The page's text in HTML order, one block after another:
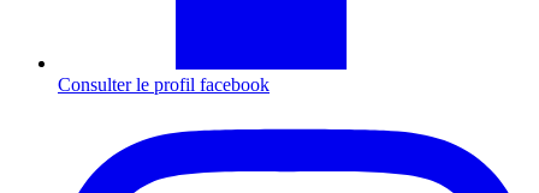
Consulter le profil facebook